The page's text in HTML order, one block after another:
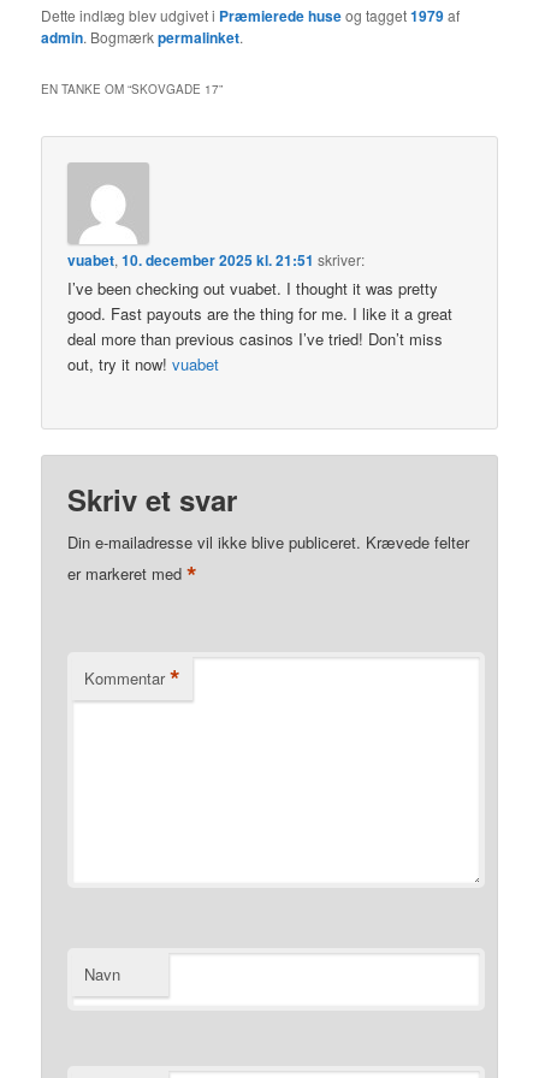
Dette indlæg blev udgivet i Præmierede huseog tagget1979af
admin. Bogmærkpermalinket.
EN TANKE OM “SKOVGADE 17”
vuabet,10. december 2025 kl. 21:51 skriver:
I’ve been checking out vuabet. I thought it was pretty
good. Fast payouts are the thing for me. I like it a great
deal more than previous casinos I’ve tried! Don’t miss
out, try it now!vuabet
Skriv et svar
Din e-mailadresse vil ikke blive publiceret. Krævede felter
er markeret med*
Kommentar *
Navn